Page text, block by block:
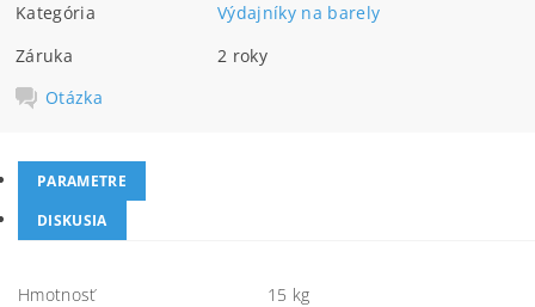
Kategória
Výdajníky na barely
Záruka
2 roky
Otázka
PARAMETRE
DISKUSIA
Hmotnosť
15 kg